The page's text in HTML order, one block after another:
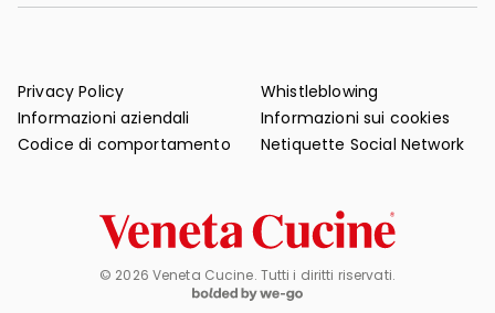
Supporto post-vendita
Privacy Policy
Informazioni aziendali
Codice di comportamento
Whistleblowing
Informazioni sui cookies
Netiquette Social Network
© 2026 Veneta Cucine. Tutti i diritti riservati.